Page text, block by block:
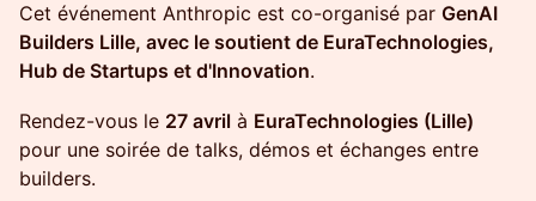
Cet événement Anthropic est co-organisé par GenAI
Builders Lille, avec le soutient de EuraTechnologies,
Hub de Startups et d'Innovation.
Rendez-vous le 27 avril à EuraTechnologies (Lille)
pour une soirée de talks, démos et échanges entre
builders.